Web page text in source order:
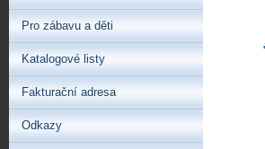
Pro zábavu a děti
Katalogové listy
Fakturační adresa
Odkazy